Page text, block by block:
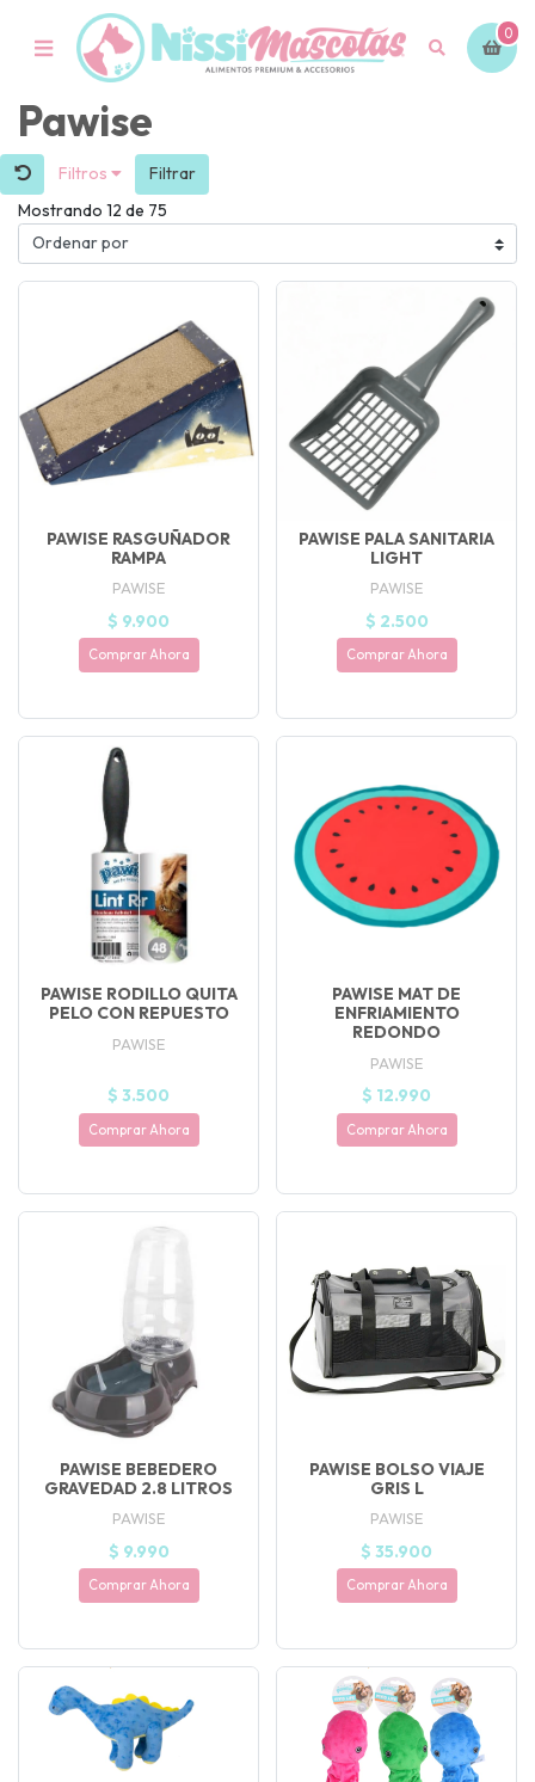
0
Pawise
Filtros
Filtrar
Mostrando 12 de 75
PAWISE RASGUÑADOR
RAMPA
PAWISE
$ 9.900
Comprar Ahora
PAWISE PALA SANITARIA
LIGHT
PAWISE
$ 2.500
Comprar Ahora
PAWISE RODILLO QUITA
PELO CON REPUESTO
PAWISE
$ 3.500
Comprar Ahora
PAWISE MAT DE
ENFRIAMIENTO
REDONDO
PAWISE
$ 12.990
Comprar Ahora
PAWISE BEBEDERO
GRAVEDAD 2.8 LITROS
PAWISE
$ 9.990
Comprar Ahora
PAWISE BOLSO VIAJE
GRIS L
PAWISE
$ 35.900
Comprar Ahora